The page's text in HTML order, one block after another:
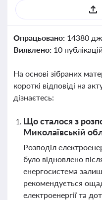
Опрацьовано: 14380
Виявлено: 10
На основі зібраних
короткі відповіді на
дізнаєтесь:
Що сталося з
Миколаївській
Розподіл
було відновлено
енергосистема
рекомендується
електроенергії та